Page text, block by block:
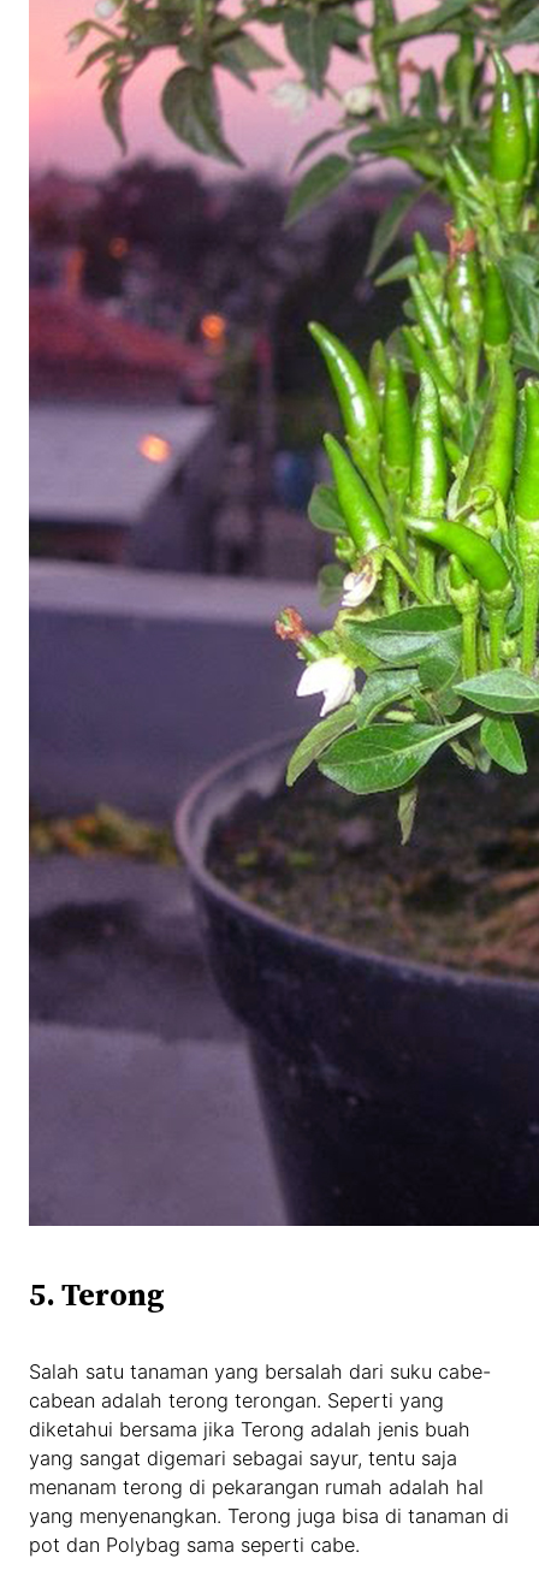
5. Terong
Salah satu tanaman yang bersalah dari suku cabe-
cabean adalah terong terongan. Seperti yang
diketahui bersama jika Terong adalah jenis buah
yang sangat digemari sebagai sayur, tentu saja
menanam terong di pekarangan rumah adalah hal
yang menyenangkan. Terong juga bisa di tanaman di
pot dan Polybag sama seperti cabe.